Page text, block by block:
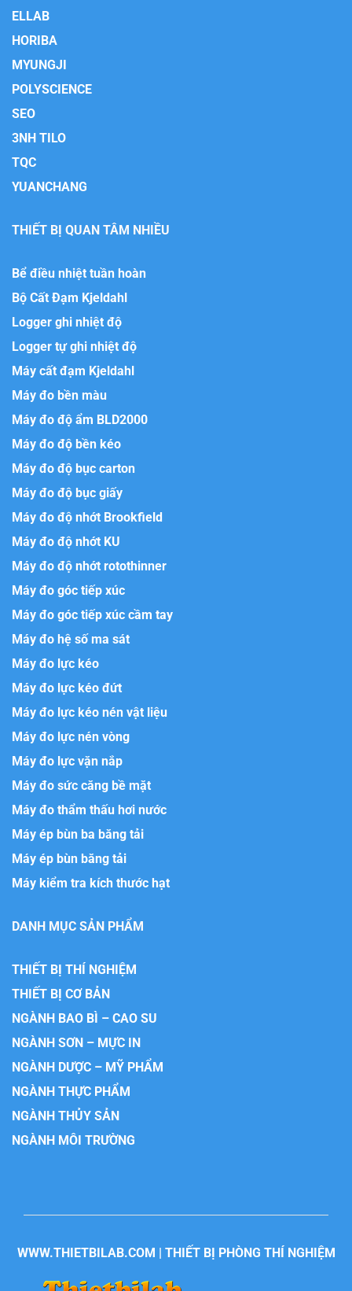
ELLAB
HORIBA
MYUNGJI
POLYSCIENCE
SEO
3NH TILO
TQC
YUANCHANG
THIẾT BỊ QUAN TÂM NHIỀU
Bể điều nhiệt tuần hoàn
Bộ Cất Đạm Kjeldahl
Logger ghi nhiệt độ
Logger tự ghi nhiệt độ
Máy cất đạm Kjeldahl
Máy đo bền màu
Máy đo độ ẩm BLD2000
Máy đo độ bền kéo
Máy đo độ bục carton
Máy đo độ bục giấy
Máy đo độ nhớt Brookfield
Máy đo độ nhớt KU
Máy đo độ nhớt rotothinner
Máy đo góc tiếp xúc
Máy đo góc tiếp xúc cầm tay
Máy đo hệ số ma sát
Máy đo lực kéo
Máy đo lực kéo đứt
Máy đo lực kéo nén vật liệu
Máy đo lực nén vòng
Máy đo lực vặn nắp
Máy đo sức căng bề mặt
Máy đo thẩm thấu hơi nước
Máy ép bùn ba băng tải
Máy ép bùn băng tải
Máy kiểm tra kích thước hạt
DANH MỤC SẢN PHẨM
THIẾT BỊ THÍ NGHIỆM
THIẾT BỊ CƠ BẢN
NGÀNH BAO BÌ – CAO SU
NGÀNH SƠN – MỰC IN
NGÀNH DƯỢC – MỸ PHẨM
NGÀNH THỰC PHẨM
NGÀNH THỦY SẢN
NGÀNH MÔI TRƯỜNG
WWW.THIETBILAB.COM | THIẾT BỊ PHÒNG THÍ NGHIỆM